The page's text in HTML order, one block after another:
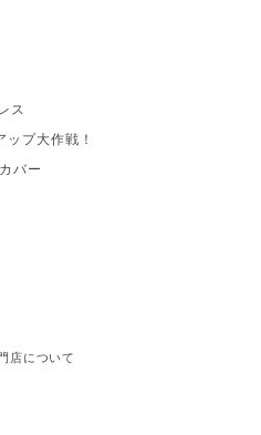
ス
プ大作戦！
バー
店について